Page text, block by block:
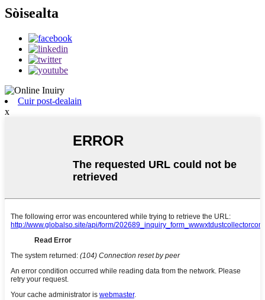
Sòisealta
Cuir post-dealain
x